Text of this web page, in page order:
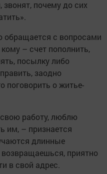
почему до сих
обращается с вопросами
– счет пополнить,
посылку либо
заодно
­поговорить о ­житье-
работу, люблю
им, – признается
длинные
приятно
в свой адрес.